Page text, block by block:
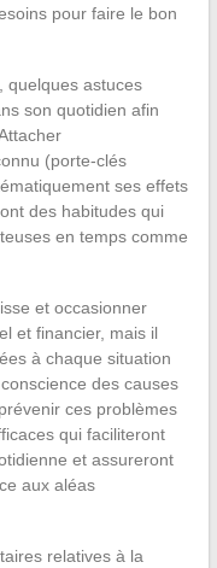
pour faire le bon
quelques astuces
son quotidien afin
(porte-clés
ses effets
des habitudes qui
en temps comme
et occasionner
et financier, mais il
à chaque situation
des causes
ces problèmes
qui faciliteront
et assureront
aux aléas
relatives à la